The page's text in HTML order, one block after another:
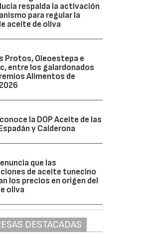
respalda la activación
para regular la
aceite de oliva
Protos, Oleoestepa e
entre los galardonados
Alimentos de
la DOP Aceite de las
y Calderona
que las
de aceite tunecino
los precios en origen del
oliva
DESTACADAS